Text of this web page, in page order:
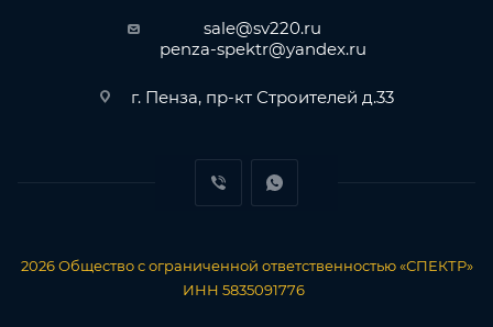
sale@sv220.ru
penza-spektr@yandex.ru
г. Пенза, пр-кт Строителей д.33
2026 Общество с ограниченной ответственностью «СПЕКТР»
ИНН 5835091776